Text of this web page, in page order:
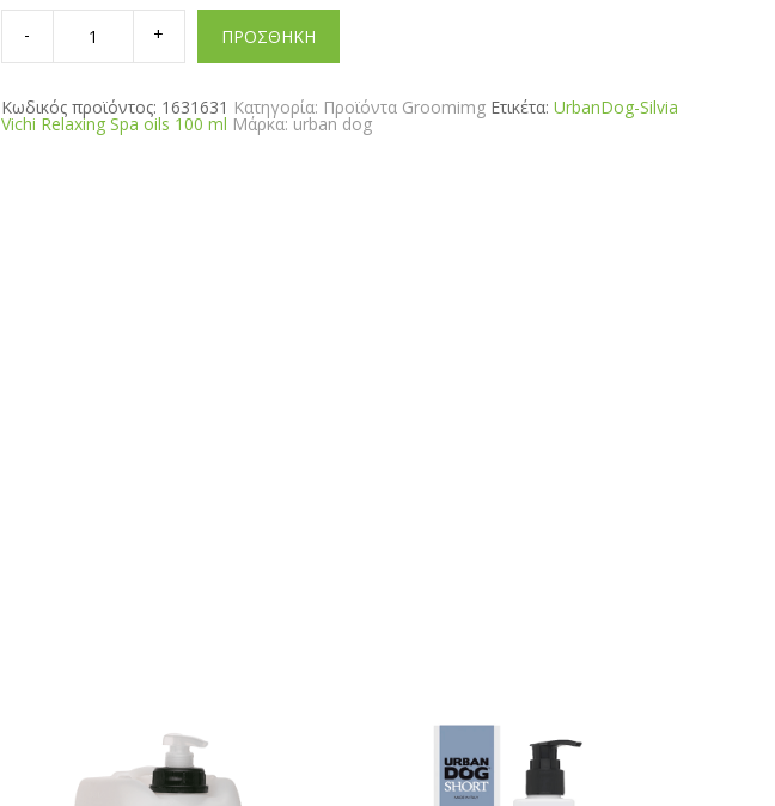
UrbanDog-
Silvia
Relaxing
oils
100
ml
ΠΡΟΣΘΗΚΗ
Κωδικός προϊόντος: 1631631 Κατηγορία: Προϊόντα Groomimg Ετικέτα: UrbanDog-Silvia
Vichi Relaxing Spa oils 100 ml Μάρκα:urban dog